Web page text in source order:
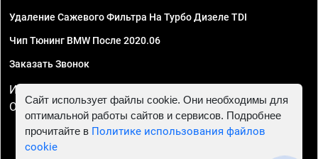
Удаление Сажевого Фильтра На Турбо Дизеле TDI
Чип Тюнинг BMW После 2020.06
Заказать Звонок
ИП Смирнов Георгий Павлович. ИНН 781302555843,
ОГРНИП 324470400032610
Сайт использует файлы cookie. Они необходимы для
оптимальной работы сайтов и сервисов. Подробнее
прочитайте в Политике использования файлов
cookie